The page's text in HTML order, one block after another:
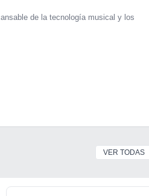
de la tecnología musical y los
VER TODAS